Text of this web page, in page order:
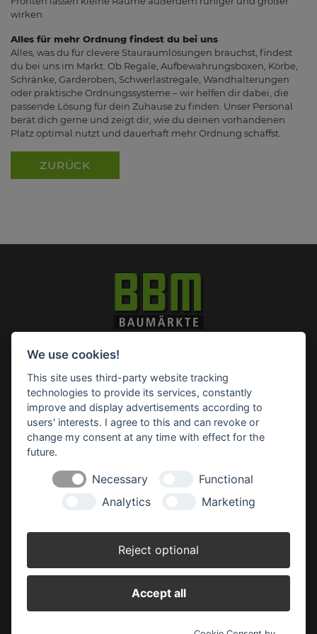
wirken.
Alles für mehr Ordnung findest du bei uns
Alles, was du für clevere Stauraumlösungen brauchst, findest
du bei uns im Markt. Ob Regale, Aufbewahrungsboxen, Körbe,
Schränke, Garderoben, Schwerlastregale, Wandhalterungen
oder praktische Ordnungssysteme – wir helfen dir dabei, die
passende Lösung für dein Zuhause zu finden. Unser Personal
berät dich gerne und zeigt dir, wie du deinen vorhandenen
Platz optimal nutzt und dauerhaft mehr Ordnung schaffst.
ZURÜCK
Cookie-Einstellungen ändern
BBM Baumarkt Rhauderfehn
Hagiusring 2
26817 Rhauderfehn
Fax: 04952 89903 290
rhauderfehn(at)bbm-baumarkt.de
8.00 - 19.00 Uhr
Samstag:
8.00 - 18.00 Uhr
We use cookies!
This site uses third-party website tracking
technologies to provide its services, constantly
improve and display advertisements according to
users' interests. I agree to this and can revoke or
change my consent at any time with effect for the
future.
Necessary
Functional
Analytics
Marketing
Reject optional
Accept all